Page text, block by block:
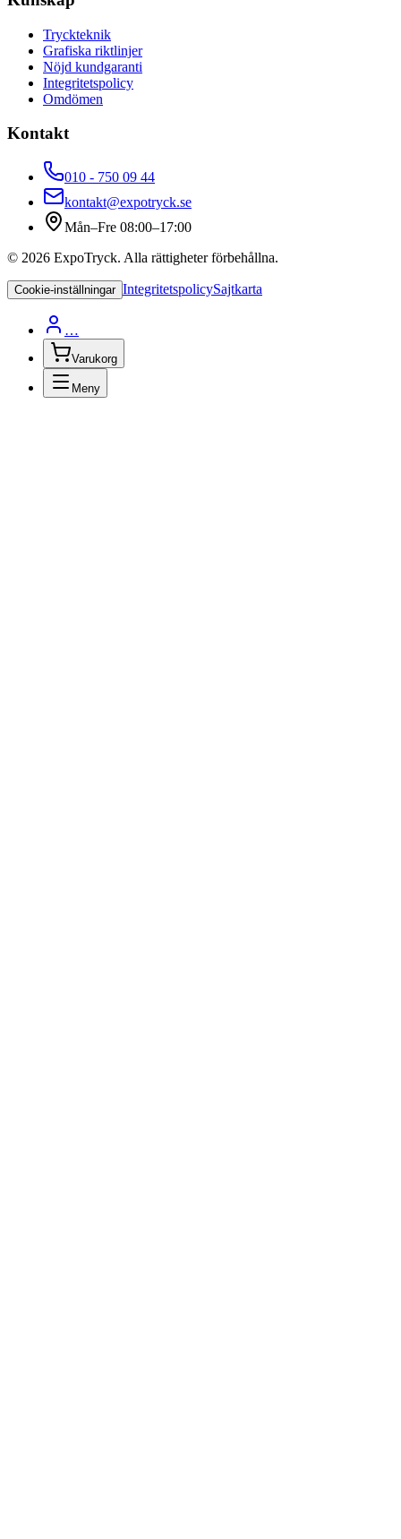
Tryckteknik
Grafiska riktlinjer
Nöjd kundgaranti
Integritetspolicy
Omdömen
Kontakt
010 - 750 09 44
kontakt@expotryck.se
Mån–Fre 08:00–17:00
© 2026 ExpoTryck. Alla rättigheter förbehållna.
Cookie-inställningar IntegritetspolicySajtkarta
…
Varukorg
Meny